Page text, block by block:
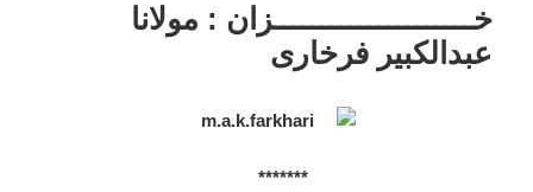
خـــــــــــــــــــــزان : مولانا
عبدالکبیر فرخاری
*******